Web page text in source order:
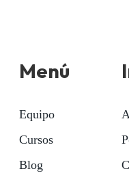
Menú
Equipo
Cursos
Blog